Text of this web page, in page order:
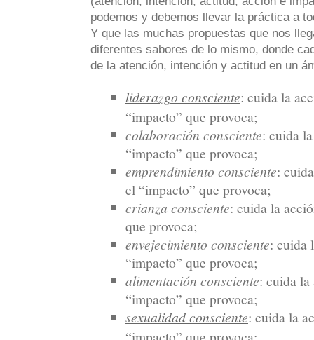
podemos y debemos llevar la práctica a
Y que las muchas propuestas que nos
diferentes sabores de lo mismo, donde
de la atención, intención y actitud en un
liderazgo consciente: cuida la
“impacto” que provoca;
colaboración consciente: cuida
“impacto” que provoca;
emprendimiento consciente:
el “impacto” que provoca;
crianza consciente: cuida la
que provoca;
envejecimiento consciente: cuida
“impacto” que provoca;
alimentación consciente: cuida
“impacto” que provoca;
sexualidad consciente: cuida la